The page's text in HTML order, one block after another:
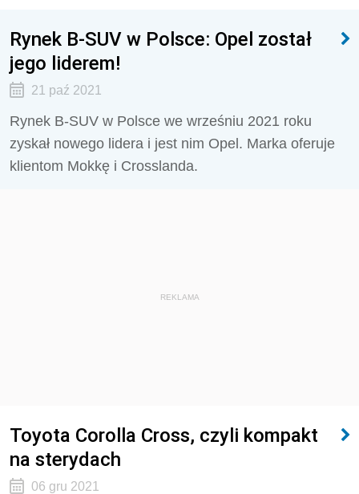
Rynek B-SUV w Polsce: Opel został
jego liderem!
21 paź 2021
Rynek B-SUV w Polsce we wrześniu 2021 roku
zyskał nowego lidera i jest nim Opel. Marka oferuje
klientom Mokkę i Crosslanda.
REKLAMA
Toyota Corolla Cross, czyli kompakt
na sterydach
06 gru 2021